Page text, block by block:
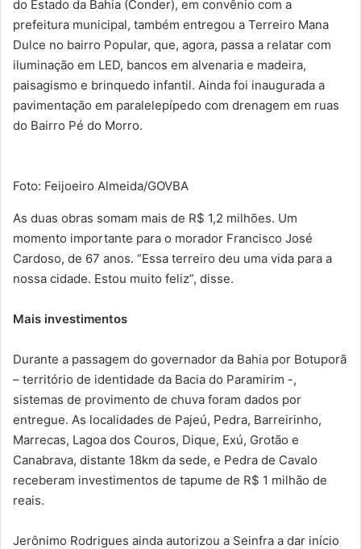
do Estado da Bahia (Conder), em convênio com a
prefeitura municipal, também entregou a Terreiro Mana
Dulce no bairro Popular, que, agora, passa a relatar com
iluminação em LED, bancos em alvenaria e madeira,
paisagismo e brinquedo infantil. Ainda foi inaugurada a
pavimentação em paralelepípedo com drenagem em ruas
do Bairro Pé do Morro.
Foto: Feijoeiro Almeida/GOVBA
As duas obras somam mais de R$ 1,2 milhões. Um
momento importante para o morador Francisco José
Cardoso, de 67 anos. “Essa terreiro deu uma vida para a
nossa cidade. Estou muito feliz”, disse.
Mais investimentos
Durante a passagem do governador da Bahia por Botuporã
– território de identidade da Bacia do Paramirim -,
sistemas de provimento de chuva foram dados por
entregue. As localidades de Pajeú, Pedra, Barreirinho,
Marrecas, Lagoa dos Couros, Dique, Exú, Grotão e
Canabrava, distante 18km da sede, e Pedra de Cavalo
receberam investimentos de tapume de R$ 1 milhão de
reais.
Jerônimo Rodrigues ainda autorizou a Seinfra a dar início